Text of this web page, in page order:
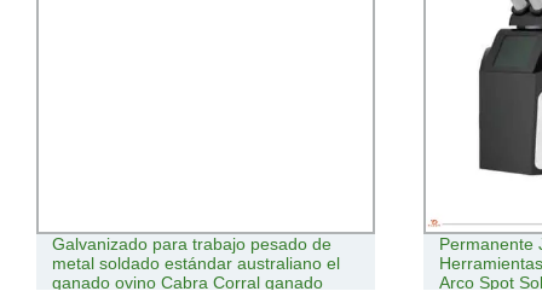
Galvanizado para trabajo pesado de
metal soldado estándar australiano el
ganado ovino Cabra Corral ganado
Permanente
Arco Spot